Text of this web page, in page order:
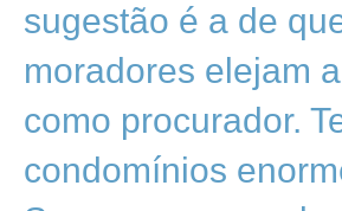
sugestão é a de
moradores elejam
como procurador.
condomínios